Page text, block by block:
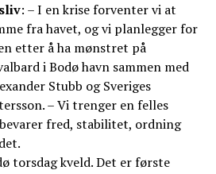
: – I en krise forventer vi at
fra havet, og vi planlegger for
etter å ha mønstret på
i Bodø havn sammen med
Stubb og Sveriges
– Vi trenger en felles
fred, stabilitet, ordning
torsdag kveld. Det er første